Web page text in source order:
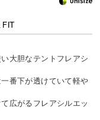
FIT
大胆なテントフレアシ
番下が透けていて軽や
広がるフレアシルエッ